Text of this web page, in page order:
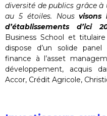
diversité de publics grâce
au 5 étoiles. Nousvisons
d’établissements d’ici
Business School et
dispose d’un solide
finance à l’asset
développement, acquis
Accor, Crédit Agricole,